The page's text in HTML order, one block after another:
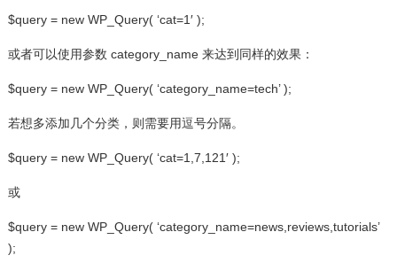
$query = new WP_Query( ‘cat=1′ );
或者可以使用参数 category_name 来达到同样的效果：
$query = new WP_Query( ‘category_name=tech’ );
若想多添加几个分类，则需要用逗号分隔。
$query = new WP_Query( ‘cat=1,7,121′ );
或
$query = new WP_Query( ‘category_name=news,reviews,tutorials’
);